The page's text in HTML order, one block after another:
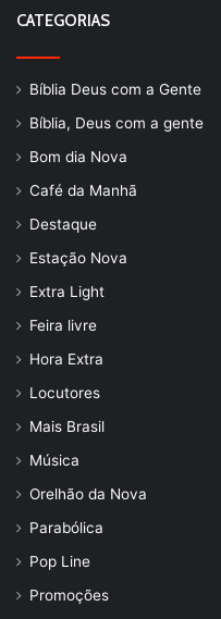
CATEGORIAS
Bíblia Deus com a Gente
Bíblia, Deus com a gente
Bom dia Nova
Café da Manhã
Destaque
Estação Nova
Extra Light
Feira livre
Hora Extra
Locutores
Mais Brasil
Música
Orelhão da Nova
Parabólica
Pop Line
Promoções